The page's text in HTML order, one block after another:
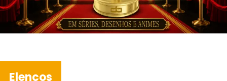
Elencos